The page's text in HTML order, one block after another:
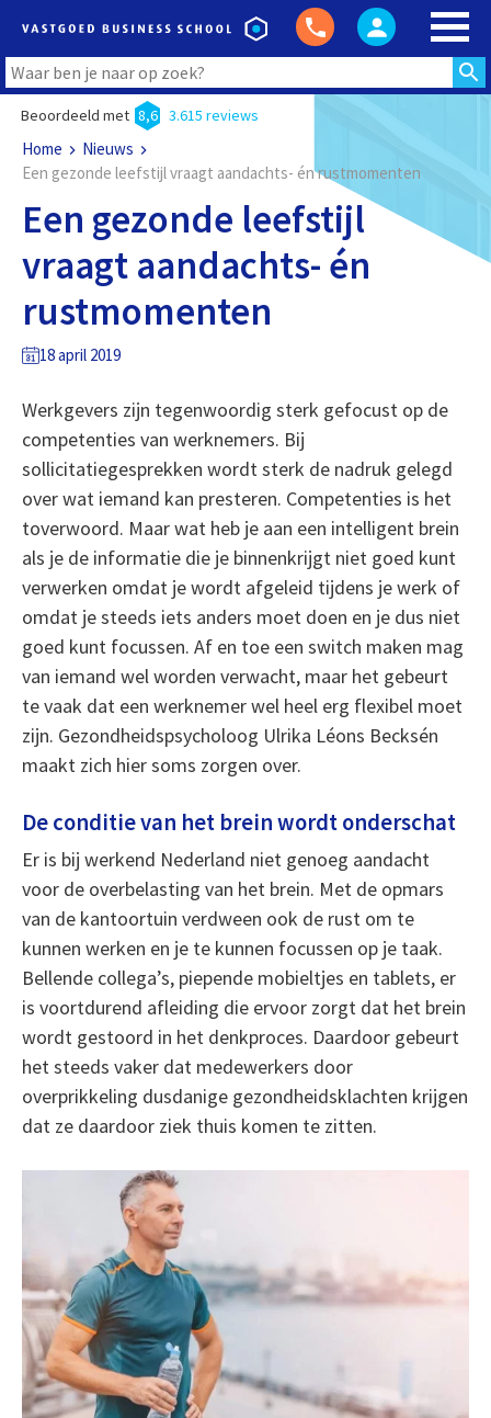
Beoordeeld met 8,6 3.615 reviews
Home
Nieuws
Een gezonde leefstijl vraagt aandachts- én rustmomenten
Een gezonde leefstijl
vraagt aandachts- én
rustmomenten
18 april 2019
Werkgevers zijn tegenwoordig sterk gefocust op de
competenties van werknemers. Bij
sollicitatiegesprekken wordt sterk de nadruk gelegd
over wat iemand kan presteren. Competenties is het
toverwoord. Maar wat heb je aan een intelligent brein
als je de informatie die je binnenkrijgt niet goed kunt
verwerken omdat je wordt afgeleid tijdens je werk of
omdat je steeds iets anders moet doen en je dus niet
goed kunt focussen. Af en toe een switch maken mag
van iemand wel worden verwacht, maar het gebeurt
te vaak dat een werknemer wel heel erg flexibel moet
zijn. Gezondheidspsycholoog Ulrika Léons Becksén
maakt zich hier soms zorgen over.
De conditie van het brein wordt onderschat
Er is bij werkend Nederland niet genoeg aandacht
voor de overbelasting van het brein. Met de opmars
van de kantoortuin verdween ook de rust om te
kunnen werken en je te kunnen focussen op je taak.
Bellende collega’s, piepende mobieltjes en tablets, er
is voortdurend afleiding die ervoor zorgt dat het brein
wordt gestoord in het denkproces. Daardoor gebeurt
het steeds vaker dat medewerkers door
overprikkeling dusdanige gezondheidsklachten krijgen
dat ze daardoor ziek thuis komen te zitten.